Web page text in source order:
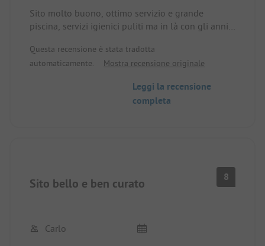
Sito molto buono, ottimo servizio e grande
piscina, servizi igienici puliti ma in là con gli anni.
tranquillo.
Aspetto negativo: nei fine settimana da venerdì a
spagnole e relativo rumore di fondo. Nei fine
settimana, animazione soprattutto per i bambini,
Siamo stati qui per la seconda volta e ci torneremo
Questa recensione è stata tradotta
automaticamente.
Mostra recensione originale
Leggi la recensione
completa
Sito bello e ben curato 8
Carlo